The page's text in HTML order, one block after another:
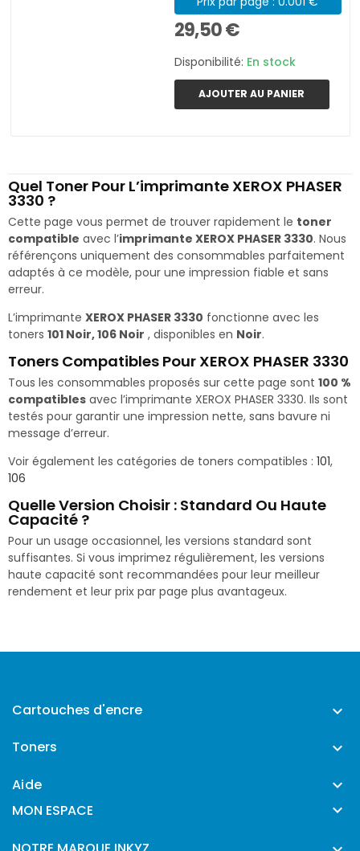
29,50 €
Disponibilité: En stock
AJOUTER AU PANIER
Quel Toner Pour L’imprimante XEROX PHASER
3330 ?
Cette page vous permet de trouver rapidement le toner
compatible avec l’imprimante XEROX PHASER 3330. Nous
référençons uniquement des consommables parfaitement
adaptés à ce modèle, pour une impression fiable et sans
erreur.
L’imprimante XEROX PHASER 3330 fonctionne avec les
toners 101 Noir, 106 Noir , disponibles en Noir.
Toners Compatibles Pour XEROX PHASER 3330
Tous les consommables proposés sur cette page sont 100 %
compatibles avec l’imprimante XEROX PHASER 3330. Ils sont
testés pour garantir une impression nette, sans bavure ni
message d’erreur.
Voir également les catégories de toners compatibles : 101,
106
Quelle Version Choisir : Standard Ou Haute
Capacité ?
Pour un usage occasionnel, les versions standard sont
suffisantes. Si vous imprimez régulièrement, les versions
haute capacité sont recommandées pour leur meilleur
rendement et leur prix par page plus avantageux.
Cartouches d'encre 
Toners 
Aide 
MON ESPACE 